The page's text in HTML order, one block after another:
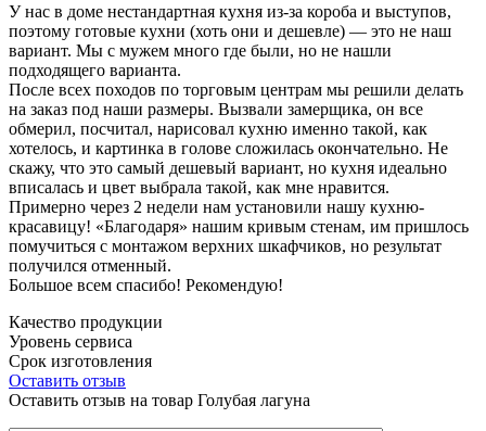
У нас в доме нестандартная кухня из-за короба и выступов,
поэтому готовые кухни (хоть они и дешевле) — это не наш
вариант. Мы с мужем много где были, но не нашли
подходящего варианта.
После всех походов по торговым центрам мы решили делать
на заказ под наши размеры. Вызвали замерщика, он все
обмерил, посчитал, нарисовал кухню именно такой, как
хотелось, и картинка в голове сложилась окончательно. Не
скажу, что это самый дешевый вариант, но кухня идеально
вписалась и цвет выбрала такой, как мне нравится.
Примерно через 2 недели нам установили нашу кухню-
красавицу! «Благодаря» нашим кривым стенам, им пришлось
помучиться с монтажом верхних шкафчиков, но результат
получился отменный.
Большое всем спасибо! Рекомендую!
Качество продукции
Уровень сервиса
Срок изготовления
Оставить отзыв
Оставить отзыв на товар Голубая лагуна